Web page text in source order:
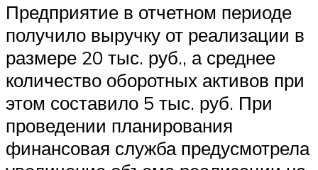
Предприятие в отчетном периоде
получило выручку от реализации в
размере 20 тыс. руб., а среднее
количество оборотных активов при
этом составило 5 тыс. руб. При
проведении планирования
финансовая служба предусмотрела